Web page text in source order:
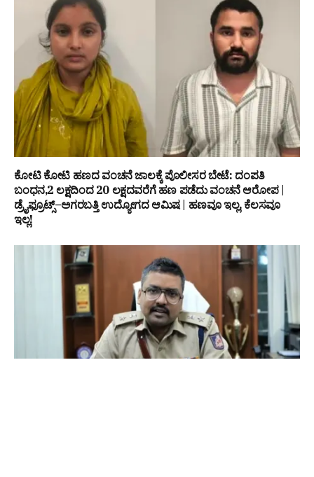
ಕೋಟಿ ಕೋಟಿ ಹಣದ ವಂಚನೆ ಜಾಲಕ್ಕೆ ಪೊಲೀಸರ ಬೇಟೆ: ದಂಪತಿ
ಬಂಧನ,₹2 ಲಕ್ಷದಿಂದ ₹20 ಲಕ್ಷದವರೆಗೆ ಹಣ ಪಡೆದು ವಂಚನೆ ಆರೋಪ |
ಡ್ರೈಫ್ರೂಟ್ಸ್–ಅಗರಬತ್ತಿ ಉದ್ಯೋಗದ ಆಮಿಷ | ಹಣವೂ ಇಲ್ಲ, ಕೆಲಸವೂ
ಇಲ್ಲ!